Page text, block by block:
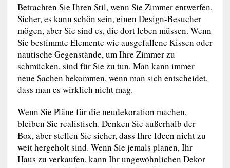
Betrachten Sie Ihren Stil, wenn Sie Zimmer entwerfen.
Sicher, es kann schön sein, einen Design-Besucher
mögen, aber Sie sind es, die dort leben müssen. Wenn
Sie bestimmte Elemente wie ausgefallene Kissen oder
nautische Gegenstände, um Ihre Zimmer zu
schmücken, sind für Sie zu tun. Man kann immer
neue Sachen bekommen, wenn man sich entscheidet,
dass man es wirklich nicht mag.
Wenn Sie Pläne für die neudekoration machen,
bleiben Sie realistisch. Denken Sie außerhalb der
Box, aber stellen Sie sicher, dass Ihre Ideen nicht zu
weit hergeholt sind. Wenn Sie jemals planen, Ihr
Haus zu verkaufen, kann Ihr ungewöhnlichen Dekor